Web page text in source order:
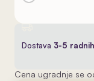
Dostava 3-5
Cena ugradnje se